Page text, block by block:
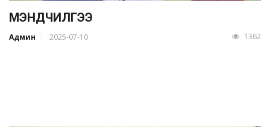
МЭНДЧИЛГЭЭ
Админ 2025-07-10 1362